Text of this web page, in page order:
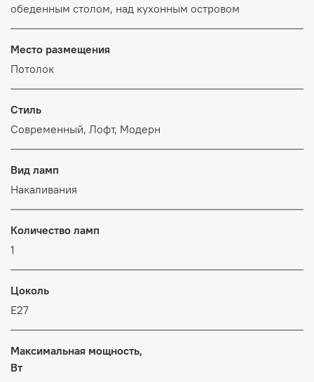
обеденным столом, над кухонным островом
Место размещения
Потолок
Стиль
Современный, Лофт, Модерн
Вид ламп
Накаливания
Количество ламп
1
Цоколь
E27
Максимальная мощность,
Вт